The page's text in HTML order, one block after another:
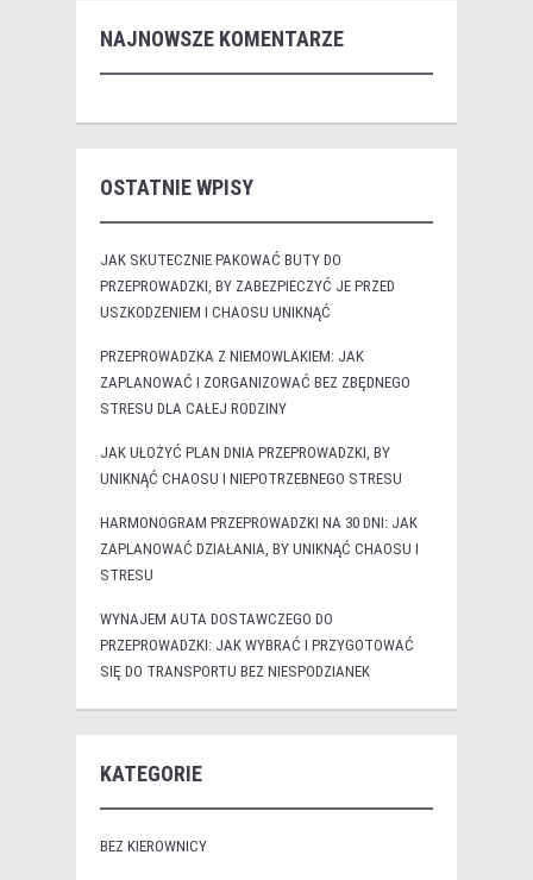
NAJNOWSZE KOMENTARZE
OSTATNIE WPISY
JAK SKUTECZNIE PAKOWAĆ BUTY DO
PRZEPROWADZKI, BY ZABEZPIECZYĆ JE PRZED
USZKODZENIEM I CHAOSU UNIKNĄĆ
PRZEPROWADZKA Z NIEMOWLAKIEM: JAK
ZAPLANOWAĆ I ZORGANIZOWAĆ BEZ ZBĘDNEGO
STRESU DLA CAŁEJ RODZINY
JAK UŁOŻYĆ PLAN DNIA PRZEPROWADZKI, BY
UNIKNĄĆ CHAOSU I NIEPOTRZEBNEGO STRESU
HARMONOGRAM PRZEPROWADZKI NA 30 DNI: JAK
ZAPLANOWAĆ DZIAŁANIA, BY UNIKNĄĆ CHAOSU I
STRESU
WYNAJEM AUTA DOSTAWCZEGO DO
PRZEPROWADZKI: JAK WYBRAĆ I PRZYGOTOWAĆ
SIĘ DO TRANSPORTU BEZ NIESPODZIANEK
KATEGORIE
BEZ KIEROWNICY